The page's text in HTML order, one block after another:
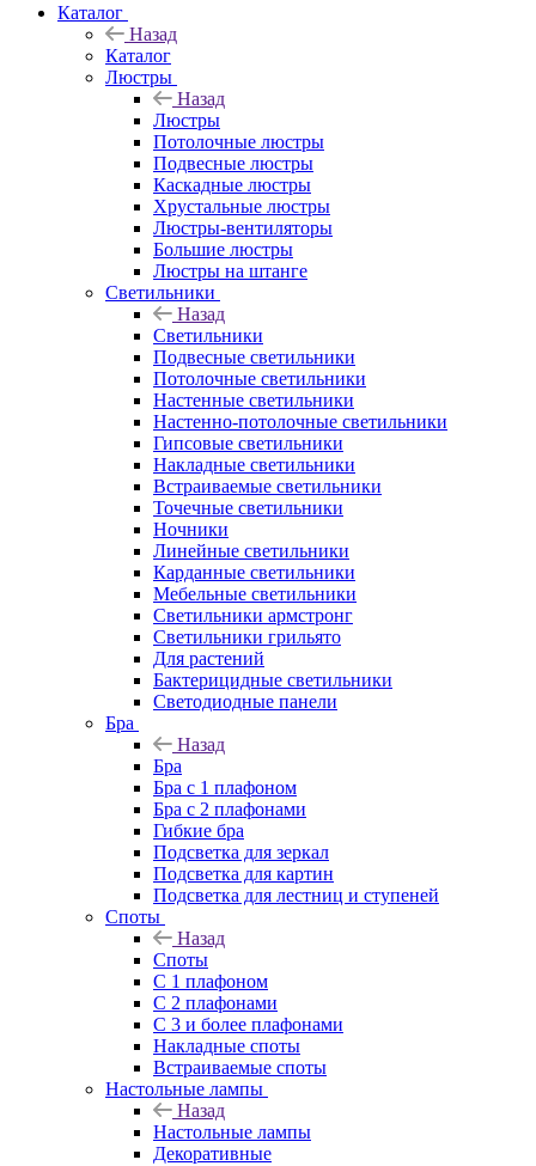
Каталог
Назад
Каталог
Люстры
Назад
Люстры
Потолочные люстры
Подвесные люстры
Каскадные люстры
Хрустальные люстры
Люстры-вентиляторы
Большие люстры
Люстры на штанге
Светильники
Назад
Светильники
Подвесные светильники
Потолочные светильники
Настенные светильники
Настенно-потолочные светильники
Гипсовые светильники
Накладные светильники
Встраиваемые светильники
Точечные светильники
Ночники
Линейные светильники
Карданные светильники
Мебельные светильники
Светильники армстронг
Светильники грильято
Для растений
Бактерицидные светильники
Светодиодные панели
Бра
Назад
Бра
Бра с 1 плафоном
Бра с 2 плафонами
Гибкие бра
Подсветка для зеркал
Подсветка для картин
Подсветка для лестниц и ступеней
Споты
Назад
Споты
С 1 плафоном
С 2 плафонами
С 3 и более плафонами
Накладные споты
Встраиваемые споты
Настольные лампы
Назад
Настольные лампы
Декоративные